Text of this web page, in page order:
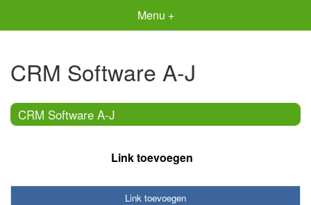
Menu +
CRM Software A-J
CRM Software A-J
Link toevoegen
Link toevoegen